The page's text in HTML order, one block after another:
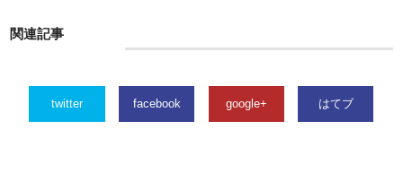
関連記事
twitter facebook google+ はてブ